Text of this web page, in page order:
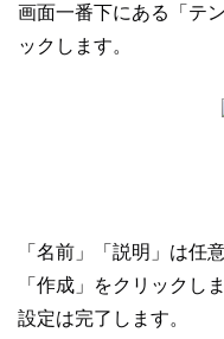
画面一番下にある「テ
ックします。
「名前」「説明」は任
「作成」をクリックし
設定は完了します。